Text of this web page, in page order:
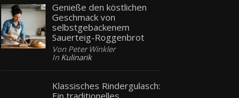
Genieße den köstlichen
Geschmack von
selbstgebackenem
Sauerteig-Roggenbrot
Von Peter Winkler
In Kulinarik
Klassisches Rindergulasch:
Ein traditionelles